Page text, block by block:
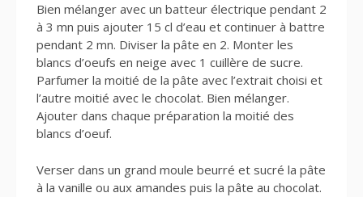
Bien mélanger avec un batteur électrique pendant 2
à 3 mn puis ajouter 15 cl d’eau et continuer à battre
pendant 2 mn. Diviser la pâte en 2. Monter les
blancs d’oeufs en neige avec 1 cuillère de sucre.
Parfumer la moitié de la pâte avec l’extrait choisi et
l’autre moitié avec le chocolat. Bien mélanger.
Ajouter dans chaque préparation la moitié des
blancs d’oeuf.
Verser dans un grand moule beurré et sucré la pâte
à la vanille ou aux amandes puis la pâte au chocolat.